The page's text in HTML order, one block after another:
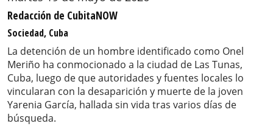
Redacción de CubitaNOW
Sociedad, Cuba
La detención de un hombre identificado como Onel
Meriño ha conmocionado a la ciudad de Las Tunas,
Cuba, luego de que autoridades y fuentes locales lo
vincularan con la desaparición y muerte de la joven
Yarenia García, hallada sin vida tras varios días de
búsqueda.